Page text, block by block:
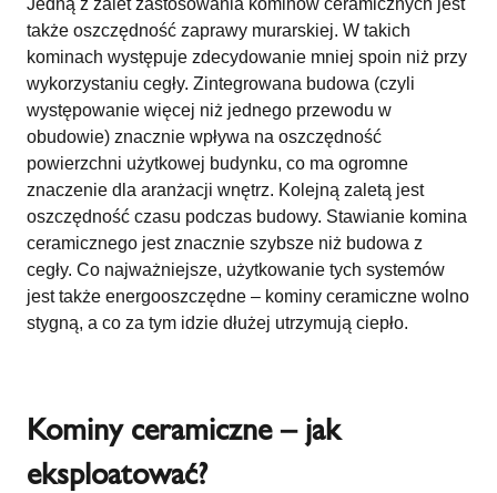
także oszczędność zaprawy murarskiej. W takich
kominach występuje zdecydowanie mniej spoin niż przy
wykorzystaniu cegły. Zintegrowana budowa (czyli
występowanie więcej niż jednego przewodu w
obudowie) znacznie wpływa na oszczędność
powierzchni użytkowej budynku, co ma ogromne
znaczenie dla aranżacji wnętrz. Kolejną zaletą jest
oszczędność czasu podczas budowy. Stawianie komina
ceramicznego jest znacznie szybsze niż budowa z
cegły. Co najważniejsze, użytkowanie tych systemów
jest także energooszczędne – kominy ceramiczne wolno
stygną, a co za tym idzie dłużej utrzymują ciepło.
Kominy ceramiczne – jak
eksploatować?